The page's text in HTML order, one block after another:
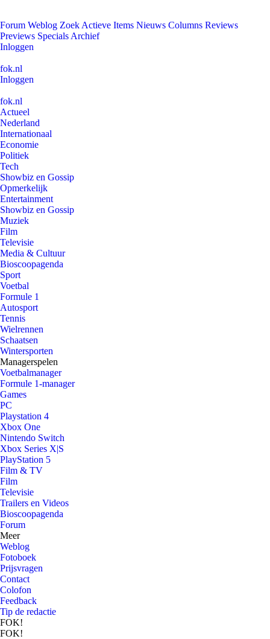
Forum Weblog Zoek Actieve Items Nieuws Columns Reviews
Previews Specials Archief
Inloggen
fok.nl
Inloggen
fok.nl
Actueel
Nederland
Internationaal
Economie
Politiek
Tech
Showbiz en Gossip
Opmerkelijk
Entertainment
Showbiz en Gossip
Muziek
Film
Televisie
Media & Cultuur
Bioscoopagenda
Sport
Voetbal
Formule 1
Autosport
Tennis
Wielrennen
Schaatsen
Wintersporten
Managerspelen
Voetbalmanager
Formule 1-manager
Games
PC
Playstation 4
Xbox One
Nintendo Switch
Xbox Series X|S
PlayStation 5
Film & TV
Film
Televisie
Trailers en Videos
Bioscoopagenda
Forum
Meer
Weblog
Fotoboek
Prijsvragen
Contact
Colofon
Feedback
Tip de redactie
FOK!
FOK!